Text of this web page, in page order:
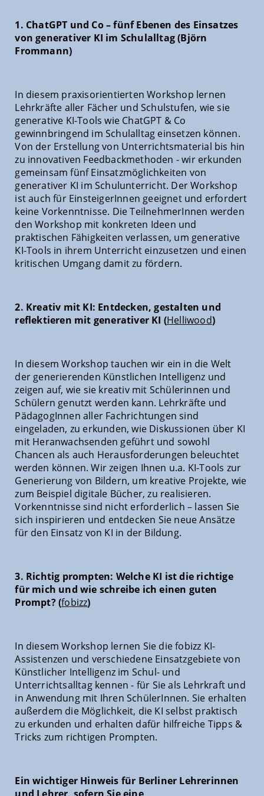
1. ChatGPT und Co – fünf Ebenen des Einsatzes
von generativer KI im Schulalltag (Björn
Frommann)
In diesem praxisorientierten Workshop lernen
Lehrkräfte aller Fächer und Schulstufen, wie sie
generative KI-Tools wie ChatGPT & Co
gewinnbringend im Schulalltag einsetzen können.
Von der Erstellung von Unterrichtsmaterial bis hin
zu innovativen Feedbackmethoden - wir erkunden
gemeinsam fünf Einsatzmöglichkeiten von
generativer KI im Schulunterricht. Der Workshop
ist auch für EinsteigerInnen geeignet und erfordert
keine Vorkenntnisse. Die TeilnehmerInnen werden
den Workshop mit konkreten Ideen und
praktischen Fähigkeiten verlassen, um generative
KI-Tools in ihrem Unterricht einzusetzen und einen
kritischen Umgang damit zu fördern.
2. Kreativ mit KI: Entdecken, gestalten und
reflektieren mit generativer KI (Helliwood)
In diesem Workshop tauchen wir ein in die Welt
der generierenden Künstlichen Intelligenz und
zeigen auf, wie sie kreativ mit Schülerinnen und
Schülern genutzt werden kann. Lehrkräfte und
PädagogInnen aller Fachrichtungen sind
eingeladen, zu erkunden, wie Diskussionen über KI
mit Heranwachsenden geführt und sowohl
Chancen als auch Herausforderungen beleuchtet
werden können. Wir zeigen Ihnen u.a. KI-Tools zur
Generierung von Bildern, um kreative Projekte, wie
zum Beispiel digitale Bücher, zu realisieren.
Vorkenntnisse sind nicht erforderlich – lassen Sie
sich inspirieren und entdecken Sie neue Ansätze
für den Einsatz von KI in der Bildung.
3. Richtig prompten: Welche KI ist die richtige
für mich und wie schreibe ich einen guten
Prompt? (fobizz)
In diesem Workshop lernen Sie die fobizz KI-
Assistenzen und verschiedene Einsatzgebiete von
Künstlicher Intelligenz im Schul- und
Unterrichtsalltag kennen - für Sie als Lehrkraft und
in Anwendung mit Ihren SchülerInnen. Sie erhalten
außerdem die Möglichkeit, die KI selbst praktisch
zu erkunden und erhalten dafür hilfreiche Tipps &
Tricks zum richtigen Prompten.
Ein wichtiger Hinweis für Berliner Lehrerinnen
und Lehrer, sofern Sie eine